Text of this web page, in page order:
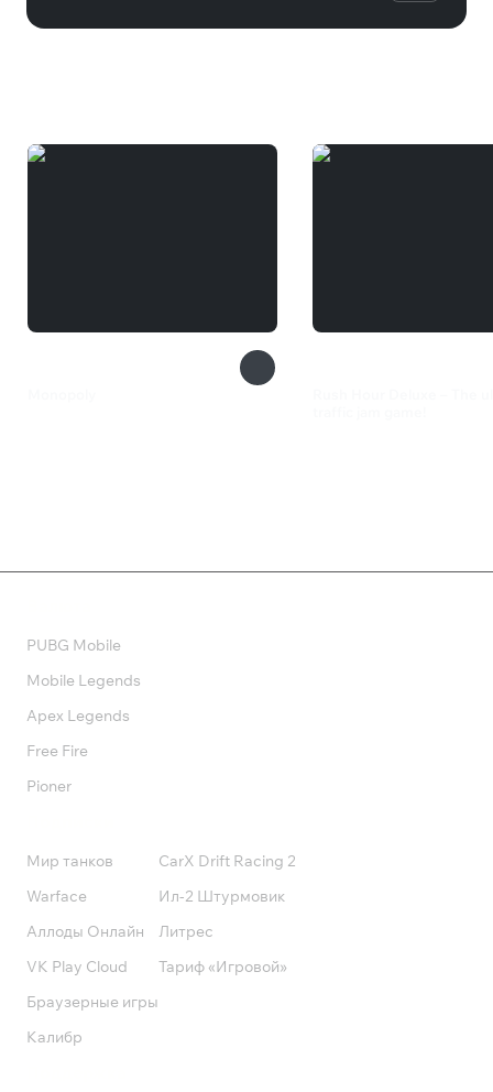
PUBG Mobile
Mobile Legends
Apex Legends
Free Fire
Pioner
Мир танков
Warface
Аллоды Онлайн
VK Play Cloud
Браузерные игры
Калибр
CarX Drift Racing 2
Ил-2 Штурмовик
Литрес
Тариф «Игровой»